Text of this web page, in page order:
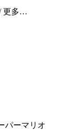
/ 更多…
パーマリオ